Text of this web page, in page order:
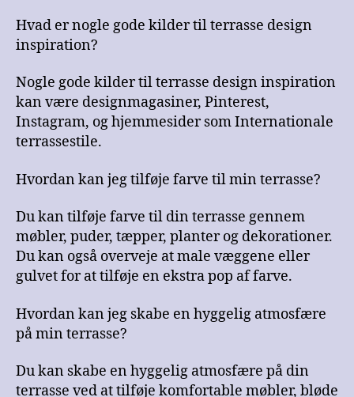
Hvad er nogle gode kilder til terrasse design
inspiration?
Nogle gode kilder til terrasse design inspiration
kan være designmagasiner, Pinterest,
Instagram, og hjemmesider som Internationale
terrassestile.
Hvordan kan jeg tilføje farve til min terrasse?
Du kan tilføje farve til din terrasse gennem
møbler, puder, tæpper, planter og dekorationer.
Du kan også overveje at male væggene eller
gulvet for at tilføje en ekstra pop af farve.
Hvordan kan jeg skabe en hyggelig atmosfære
på min terrasse?
Du kan skabe en hyggelig atmosfære på din
terrasse ved at tilføje komfortable møbler, bløde